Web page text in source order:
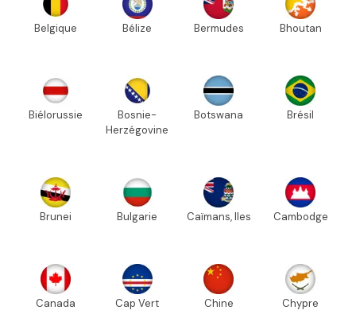
Belgique Bélize Bermudes Bhoutan
Biélorussie
Bosnie-
Herzégovine
Botswana Brésil
Brunei Bulgarie Caïmans, Iles Cambodge
Canada Cap Vert Chine Chypre